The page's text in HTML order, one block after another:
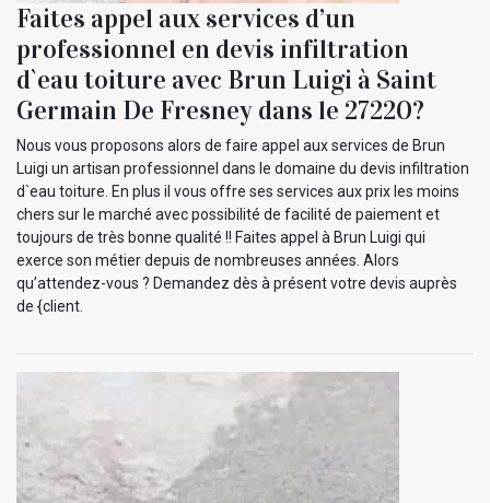
Faites appel aux services d’un
professionnel en devis infiltration
d`eau toiture avec Brun Luigi à Saint
Germain De Fresney dans le 27220?
Nous vous proposons alors de faire appel aux services de Brun
Luigi un artisan professionnel dans le domaine du devis infiltration
d`eau toiture. En plus il vous offre ses services aux prix les moins
chers sur le marché avec possibilité de facilité de paiement et
toujours de très bonne qualité !! Faites appel à Brun Luigi qui
exerce son métier depuis de nombreuses années. Alors
qu’attendez-vous ? Demandez dès à présent votre devis auprès
de {client.